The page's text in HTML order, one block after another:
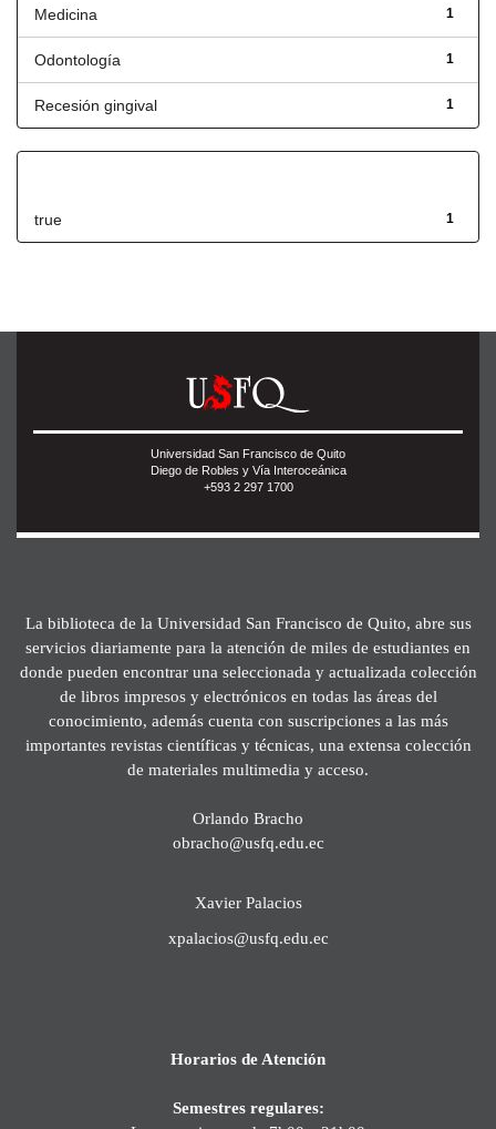
1
Medicina
1
Odontología
1
Recesión gingival
1
true
Universidad San Francisco de Quito
Diego de Robles y Vía Interoceánica
+593 2 297 1700
La biblioteca de la Universidad San Francisco de Quito, abre sus
servicios diariamente para la atención de miles de estudiantes en
donde pueden encontrar una seleccionada y actualizada colección
de libros impresos y electrónicos en todas las áreas del
conocimiento, además cuenta con suscripciones a las más
importantes revistas científicas y técnicas, una extensa colección
de materiales multimedia y acceso.
Orlando Bracho
obracho@usfq.edu.ec
Xavier Palacios
xpalacios@usfq.edu.ec
Horarios de Atención
Semestres regulares: